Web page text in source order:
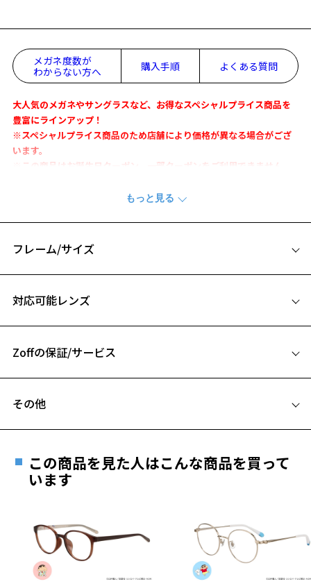
お気に入り
お気に入りに追加済です。
メガネ度数が
わからない方へ
購入手順 よくある質問
大人気のメガネやサングラスなど、お得なスペシャルプライス商品を
豊富にラインアップ！
※スペシャルプライス商品のため店舗により価格が異なる場合がござ
います。
※この商品はお誕生日クーポン、一部クーポンをご利用できません。
ミッキーマウスのシルエットを、立体メタルパーツとラバーテンプル
ラバー素材のテンプル部分に重心がかかるため、メガネをかけた際に
軽く感じる設計に。
※柄や色味の出方に個体差があり、画像と異なる場合がございます。
Disney Collectionページをみる
フレーム/サイズ
B ブリッジ(鼻部分)の横幅：18mm
お持ちのZoffメガネサイズを確認するには？
対応可能レンズ
フレームとレンズの合計料金を知りたい方へ
Zoffの保証/サービス
安心1 フレーム１年間品質保証
きます。
※保証期間内に交換が行われた場合、保証期間は初期の期間から
延長されません。
その他
ご希望のお客さまは、「レンズ交換券」をお選びのうえ、
最寄りのZoff実店舗にてレンズをお買い求めください。
※サングラスやパッケージ品では「レンズ交換券」はお選び
談ください。
＜メガネの度数情報がわからない方へ＞
この商品を見た人はこんな商品を買って
います